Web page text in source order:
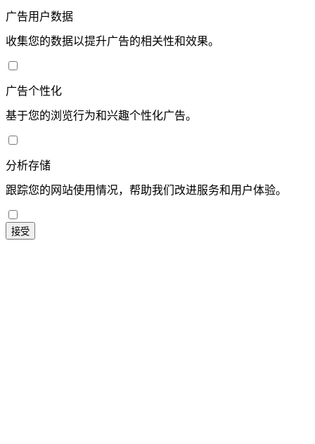
广告用户数据
收集您的数据以提升广告的相关性和效果。
广告个性化
基于您的浏览行为和兴趣个性化广告。
分析存储
跟踪您的网站使用情况，帮助我们改进服务和用户体验。
接受